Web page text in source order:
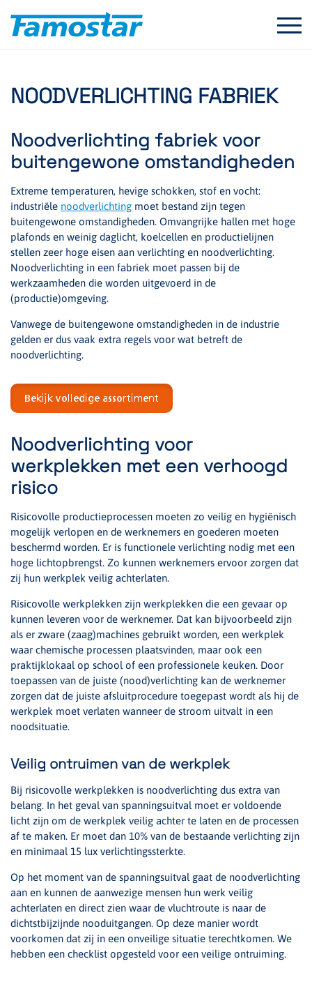
content
NOODVERLICHTING FABRIEK
Noodverlichting fabriek voor
buitengewone omstandigheden
Extreme temperaturen, hevige schokken, stof en vocht:
industriële noodverlichting moet bestand zijn tegen
buitengewone omstandigheden. Omvangrijke hallen met hoge
plafonds en weinig daglicht, koelcellen en productielijnen
stellen zeer hoge eisen aan verlichting en noodverlichting.
Noodverlichting in een fabriek moet passen bij de
werkzaamheden die worden uitgevoerd in de
(productie)omgeving.
Vanwege de buitengewone omstandigheden in de industrie
gelden er dus vaak extra regels voor wat betreft de
noodverlichting.
Bekijk volledige assortiment
Noodverlichting voor
werkplekken met een verhoogd
risico
Risicovolle productieprocessen moeten zo veilig en hygiënisch
mogelijk verlopen en de werknemers en goederen moeten
beschermd worden. Er is functionele verlichting nodig met een
hoge lichtopbrengst. Zo kunnen werknemers ervoor zorgen dat
zij hun werkplek veilig achterlaten.
Risicovolle werkplekken zijn werkplekken die een gevaar op
kunnen leveren voor de werknemer. Dat kan bijvoorbeeld zijn
als er zware (zaag)machines gebruikt worden, een werkplek
waar chemische processen plaatsvinden, maar ook een
praktijklokaal op school of een professionele keuken. Door
toepassen van de juiste (nood)verlichting kan de werknemer
zorgen dat de juiste afsluitprocedure toegepast wordt als hij de
werkplek moet verlaten wanneer de stroom uitvalt in een
noodsituatie.
Veilig ontruimen van de werkplek
Bij risicovolle werkplekken is noodverlichting dus extra van
belang. In het geval van spanningsuitval moet er voldoende
licht zijn om de werkplek veilig achter te laten en de processen
af te maken. Er moet dan 10% van de bestaande verlichting zijn
en minimaal 15 lux verlichtingssterkte.
Op het moment van de spanningsuitval gaat de noodverlichting
aan en kunnen de aanwezige mensen hun werk veilig
achterlaten en direct zien waar de vluchtroute is naar de
dichtstbijzijnde nooduitgangen. Op deze manier wordt
voorkomen dat zij in een onveilige situatie terechtkomen. We
hebben een checklist opgesteld voor een veilige ontruiming.